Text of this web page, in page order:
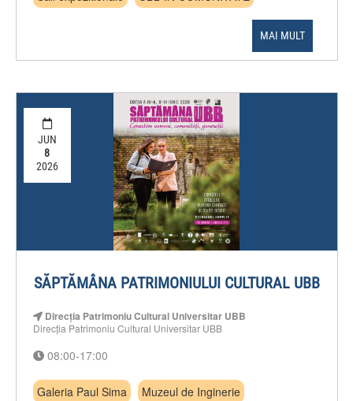
MAI MULT
JUN
8
2026
SĂPTĂMÂNA PATRIMONIULUI CULTURAL UBB
Direcția Patrimoniu Cultural Universitar UBB
Direcția Patrimoniu Cultural Universitar UBB
08:00-17:00
Galeria Paul Sima
Muzeul de Inginerie